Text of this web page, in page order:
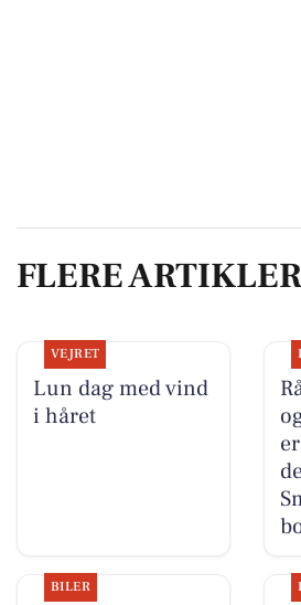
FLERE ARTIKLER
VEJRET
Lun dag med vind
i håret
BILER